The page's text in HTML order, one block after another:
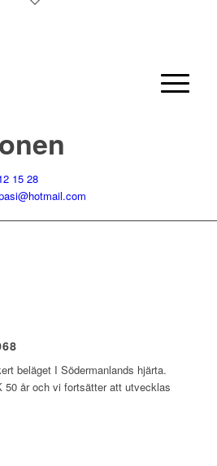
15 28
beläget I Södermanlands hjärta.
50 år och vi fortsätter att utvecklas